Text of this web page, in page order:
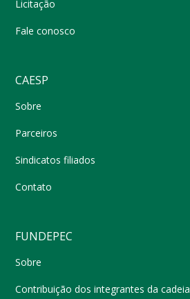
Licitação
Fale conosco
CAESP
Sobre
Parceiros
Sindicatos filiados
Contato
FUNDEPEC
Sobre
Contribuição dos integrantes da cadeia